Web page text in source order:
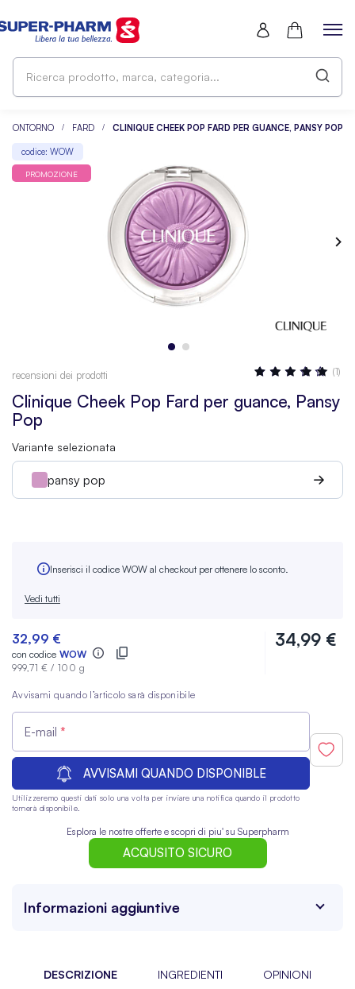
CONTORNO FARD CLINIQUE CHEEK POP FARD PER GUANCE, PANSY POP
codice: WOW
PROMOZIONE
Clinique Cheek Pop Fard per guance, Pansy
Pop
Valutazione: (1)
recensioni dei prodotti
Variante selezionata
pansy pop
Inserisci il codice WOW al checkout per ottenere lo sconto.
Vedi tutti
32,99 €
con codice WOW
999,71 € / 100 g
34,99 €
Avvisami quando l’articolo sarà disponibile
E-mail
AVVISAMI QUANDO DISPONIBLE
Utilizzeremo questi dati solo una volta per inviare una notifica quando il prodotto
tornerà disponibile.
Esplora le nostre offerte e scopri di piu' su Superpharm
ACQUSITO SICURO
DESCRIZIONE INGREDIENTI OPINIONI
Informazioni aggiuntive